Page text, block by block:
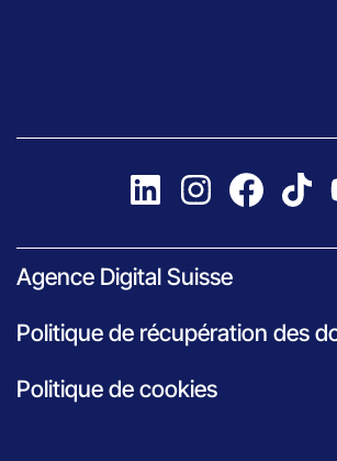
Agence Digital Suisse
Politique de récupération des
Politique de cookies